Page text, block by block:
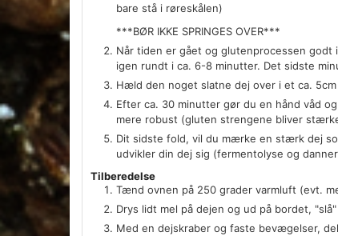
bare stå i røreskålen)
***BØR IKKE SPRINGES OVER***
Når tiden er gået og glutenprocessen
igen rundt i ca. 6-8 minutter. Det sidste
Hæld den noget slatne dej over i et ca.
Efter ca. 30 minutter gør du en hånd våd
mere robust (gluten strengene bliver
Dit sidste fold, vil du mærke en stærk dej
udvikler din dej sig (fermentolyse og
Tilberedelse
Tænd ovnen på 250 grader varmluft (evt.
Drys lidt mel på dejen og ud på bordet,
Med en dejskraber og faste bevægelser,